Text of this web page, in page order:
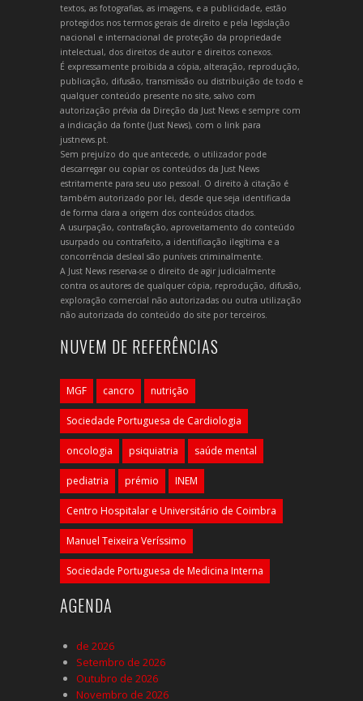
textos, as fotografias, as imagens, e a publicidade, estão
protegidos nos termos gerais de direito e pela legislação
nacional e internacional de proteção da propriedade
intelectual, dos direitos de autor e direitos conexos.
É expressamente proibida a cópia, alteração, reprodução,
publicação, difusão, transmissão ou distribuição de todo e
qualquer conteúdo presente no site, salvo com
autorização prévia da Direção da Just News e sempre com
a indicação da fonte (Just News), com o link para
justnews.pt.
Sem prejuízo do que antecede, o utilizador pode
descarregar ou copiar os conteúdos da Just News
estritamente para seu uso pessoal. O direito à citação é
também autorizado por lei, desde que seja identificada
de forma clara a origem dos conteúdos citados.
A usurpação, contrafação, aproveitamento do conteúdo
usurpado ou contrafeito, a identificação ilegítima e a
concorrência desleal são puníveis criminalmente.
A Just News reserva-se o direito de agir judicialmente
contra os autores de qualquer cópia, reprodução, difusão,
exploração comercial não autorizadas ou outra utilização
não autorizada do conteúdo do site por terceiros.
NUVEM DE REFERÊNCIAS
MGF cancro nutrição
Sociedade Portuguesa de Cardiologia
oncologia psiquiatria saúde mental
pediatria prémio INEM
Centro Hospitalar e Universitário de Coimbra
Manuel Teixeira Veríssimo
Sociedade Portuguesa de Medicina Interna
AGENDA
de 2026
Setembro de 2026
Outubro de 2026
Novembro de 2026